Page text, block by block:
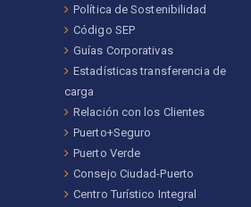
Política de Sostenibilidad
Código SEP
Guías Corporativas
Estadísticas transferencia de
carga
Relación con los Clientes
Puerto+Seguro
Puerto Verde
Consejo Ciudad-Puerto
Centro Turístico Integral